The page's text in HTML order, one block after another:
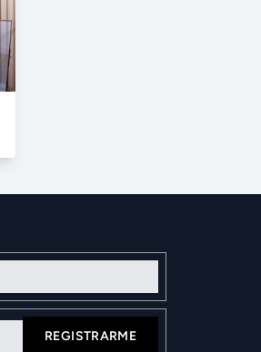
REGISTRARME